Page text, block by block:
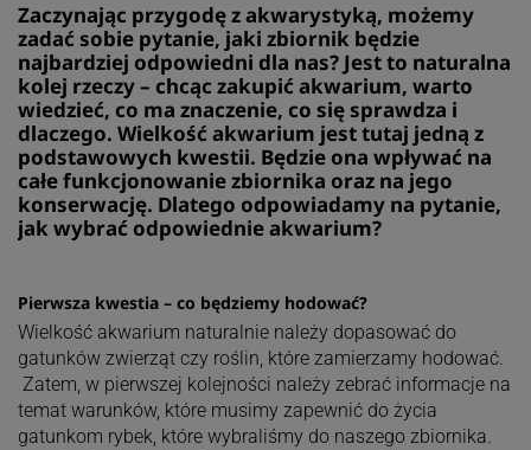
Zaczynając przygodę z akwarystyką, możemy
zadać sobie pytanie, jaki zbiornik będzie
najbardziej odpowiedni dla nas? Jest to naturalna
kolej rzeczy – chcąc zakupić akwarium, warto
wiedzieć, co ma znaczenie, co się sprawdza i
dlaczego. Wielkość akwarium jest tutaj jedną z
podstawowych kwestii. Będzie ona wpływać na
całe funkcjonowanie zbiornika oraz na jego
konserwację. Dlatego odpowiadamy na pytanie,
jak wybrać odpowiednie akwarium?
Pierwsza kwestia – co będziemy hodować?
Wielkość akwarium naturalnie należy dopasować do
gatunków zwierząt czy roślin, które zamierzamy hodować.
Zatem, w pierwszej kolejności należy zebrać informacje na
temat warunków, które musimy zapewnić do życia
gatunkom rybek, które wybraliśmy do naszego zbiornika.